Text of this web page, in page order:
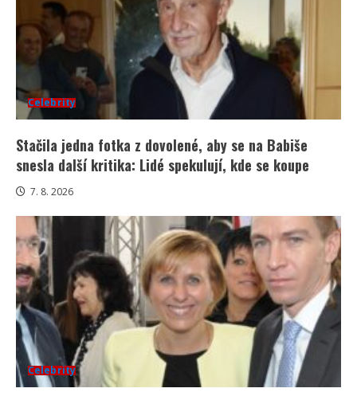
Celebrity
Stačila jedna fotka z dovolené, aby se na Babiše
snesla další kritika: Lidé spekulují, kde se koupe
7. 8. 2026
Celebrity